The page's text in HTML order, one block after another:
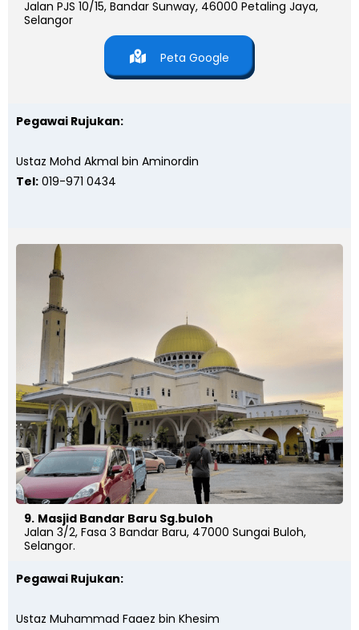
Jalan PJS 10/15, Bandar Sunway, 46000 Petaling Jaya,
Selangor
Peta Google
Pegawai Rujukan:
Ustaz Mohd Akmal bin Aminordin
Tel: 019-971 0434
9. Masjid Bandar Baru Sg.buloh
Jalan 3/2, Fasa 3 Bandar Baru, 47000 Sungai Buloh,
Selangor.
Pegawai Rujukan:
Ustaz Muhammad Faaez bin Khesim